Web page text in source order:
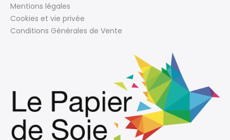
Mentions légales
Cookies et vie privée
Conditions Générales de Vente